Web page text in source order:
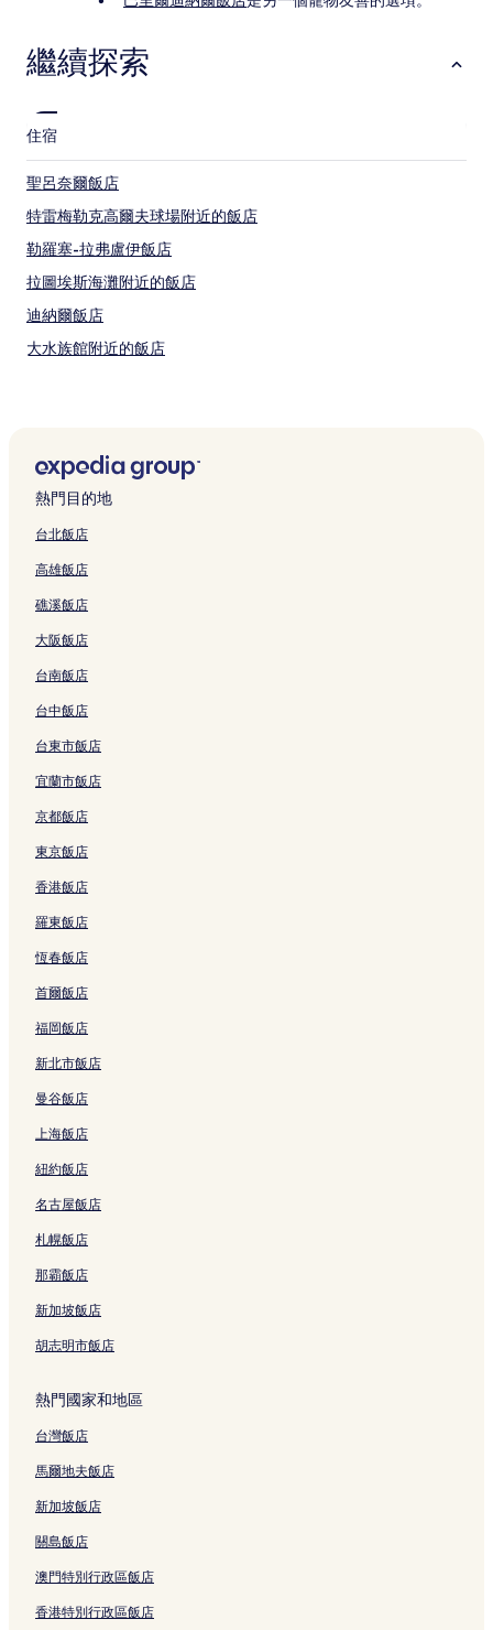
繼續探索
住宿
聖呂奈爾飯店
特雷梅勒克高爾夫球場附近的飯店
勒羅塞-拉弗盧伊飯店
拉圖埃斯海灘附近的飯店
迪納爾飯店
大水族館附近的飯店
聖馬洛灣海灘附近的飯店
聖敘利阿克飯店
哈斯潮汐發電廠附近的飯店
拉馬露伊海角附近的飯店
聖馬洛飯店
希雷爾飯店
聖馬洛渡輪港附近的飯店
亞瑟加德納醫院附近的飯店
巴里爾賭場附近的飯店
聖文桑大教堂附近的飯店
坎卡爾飯店
巴里爾德迪納爾賭場附近的飯店
聖儒安德蓋雷飯店
朗斯河畔普勒迪安飯店
拉瑪德蓮-貝勒維埃飯店
聖馬洛站附近的飯店
聖馬洛 4 星級飯店
迪南的民宿
希隆海灘附近的高爾夫飯店
迪納爾的寵物友善飯店
迪納爾的海灘飯店
聖馬洛的設有游泳池的飯店
聖馬洛的Spa 飯店
聖馬洛的奢華飯店
熱門目的地
台北飯店
高雄飯店
礁溪飯店
大阪飯店
台南飯店
台中飯店
台東市飯店
宜蘭市飯店
京都飯店
東京飯店
香港飯店
羅東飯店
恆春飯店
首爾飯店
福岡飯店
新北市飯店
曼谷飯店
上海飯店
紐約飯店
名古屋飯店
札幌飯店
那霸飯店
新加坡飯店
胡志明市飯店
熱門國家和地區
台灣飯店
馬爾地夫飯店
新加坡飯店
關島飯店
澳門特別行政區飯店
香港特別行政區飯店